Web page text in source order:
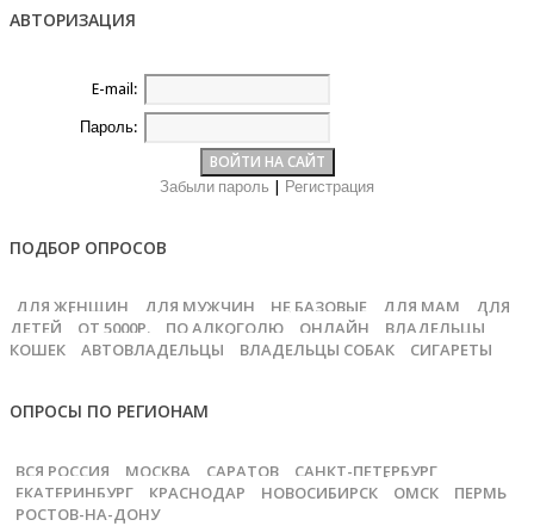
АВТОРИЗАЦИЯ
E-mail:
Пароль:
Забыли пароль Регистрация
ПОДБОР ОПРОСОВ
ДЛЯ ЖЕНЩИН ДЛЯ МУЖЧИН НЕ БАЗОВЫЕ ДЛЯ МАМ
ДЛЯ
ДЕТЕЙ
ОТ 5000Р. ПО АЛКОГОЛЮ ОНЛАЙН
ВЛАДЕЛЬЦЫ
КОШЕК
АВТОВЛАДЕЛЬЦЫ ВЛАДЕЛЬЦЫ СОБАК СИГАРЕТЫ
ОПРОСЫ ПО РЕГИОНАМ
ВСЯ РОССИЯ МОСКВА САРАТОВ
САНКТ-ПЕТЕРБУРГ
ЕКАТЕРИНБУРГ
КРАСНОДАР НОВОСИБИРСК ОМСК
ПЕРМЬ
РОСТОВ-НА-ДОНУ